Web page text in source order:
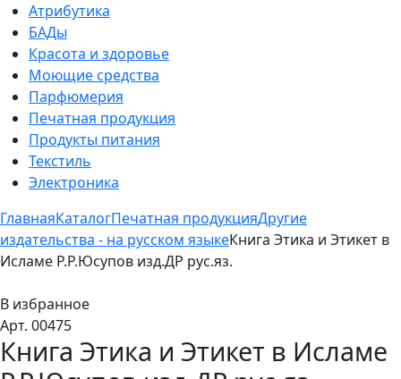
Атрибутика
БАДы
Красота и здоровье
Моющие средства
Парфюмерия
Печатная продукция
Продукты питания
Текстиль
Электроника
ГлавнаяКаталогПечатная продукцияДругие
издательства - на русском языкеКнига Этика и Этикет в
Исламе Р.Р.Юсупов изд.ДР рус.яз.
В избранное
Арт. 00475
Книга Этика и Этикет в Исламе